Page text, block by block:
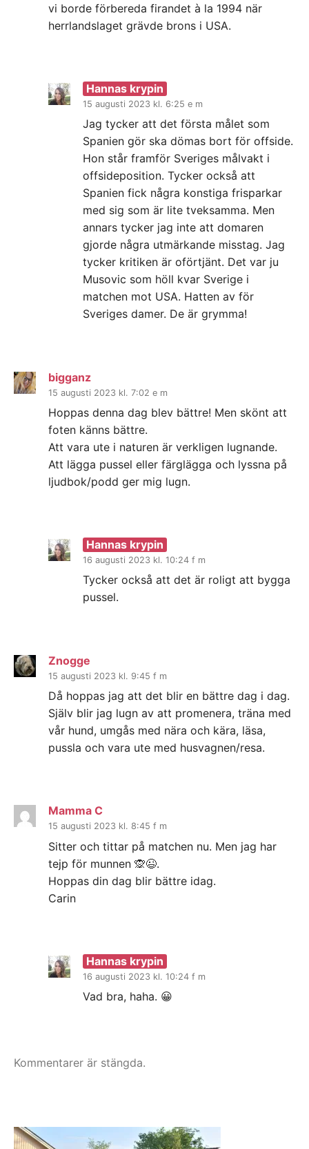
vi borde förbereda firandet à la 1994 när
herrlandslaget grävde brons i USA.
Hannas krypin
15 augusti 2023 kl. 6:25 e m
Jag tycker att det första målet som
Spanien gör ska dömas bort för offside.
Hon står framför Sveriges målvakt i
offsideposition. Tycker också att
Spanien fick några konstiga frisparkar
med sig som är lite tveksamma. Men
annars tycker jag inte att domaren
gjorde några utmärkande misstag. Jag
tycker kritiken är oförtjänt. Det var ju
Musovic som höll kvar Sverige i
matchen mot USA. Hatten av för
Sveriges damer. De är grymma!
bigganz
15 augusti 2023 kl. 7:02 e m
Hoppas denna dag blev bättre! Men skönt att
foten känns bättre.
Att vara ute i naturen är verkligen lugnande.
Att lägga pussel eller färglägga och lyssna på
ljudbok/podd ger mig lugn.
Hannas krypin
16 augusti 2023 kl. 10:24 f m
Tycker också att det är roligt att bygga
pussel.
Znogge
15 augusti 2023 kl. 9:45 f m
Då hoppas jag att det blir en bättre dag i dag.
Själv blir jag lugn av att promenera, träna med
vår hund, umgås med nära och kära, läsa,
pussla och vara ute med husvagnen/resa.
Mamma C
15 augusti 2023 kl. 8:45 f m
Sitter och tittar på matchen nu. Men jag har
tejp för munnen 🙊😉.
Hoppas din dag blir bättre idag.
Carin
Hannas krypin
16 augusti 2023 kl. 10:24 f m
Vad bra, haha. 😀
Kommentarer är stängda.